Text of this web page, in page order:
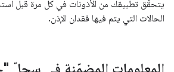
يتحقّق تطبيقك من الأذونات في كل مرة قبل
الحالات التي يتم فيها فقدان الإذن.
المعلومات المضمّنة في سجلّ